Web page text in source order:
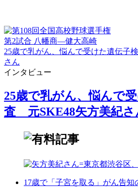
第2試合 八幡商―健大高崎
25歳で乳がん、悩んで受けた遺伝子
さん
インタビュー
25歳で乳がん、悩んで
査 元SKE48矢方美紀さ
17歳で「子宮を取る」がん告